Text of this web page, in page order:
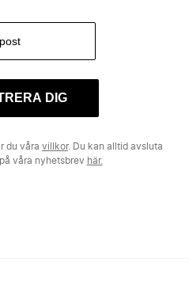
DIG
du våra villkor. Du kan alltid avsluta
våra nyhetsbrev här.